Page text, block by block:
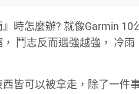
』時怎麼辦? 就像Garmin 10
鬥志反而遇強越強， 冷雨
西皆可以被拿走，除了一件